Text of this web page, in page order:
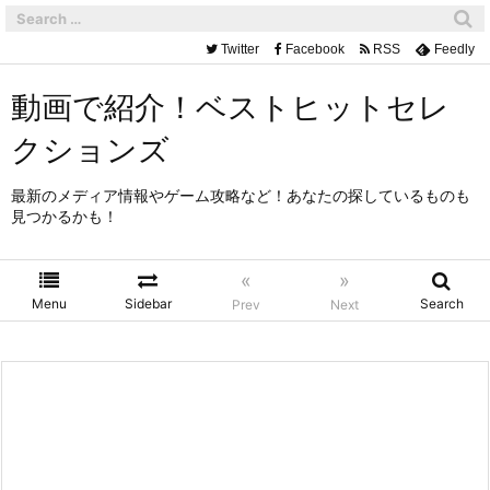
動画で紹介！ベストヒットセレ
クションズ
最新のメディア情報やゲーム攻略など！あなたの探しているものも
見つかるかも！
Menu Sidebar
«
Prev
»
Next Search
Twitter Facebook RSS Feedly